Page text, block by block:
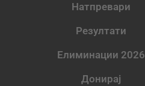
Натпревари
Резултати
Елиминации 2026
Донирај